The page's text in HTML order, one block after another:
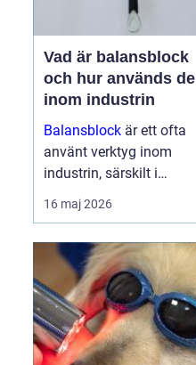
Vad är balansblock
och hur används de
inom industrin
Balansblock är ett ofta
använt verktyg inom
industrin, särskilt i
verkstads- och
produktionsmiljöer, där
effektivisera
arbetsfl&oum...
16 maj 2026